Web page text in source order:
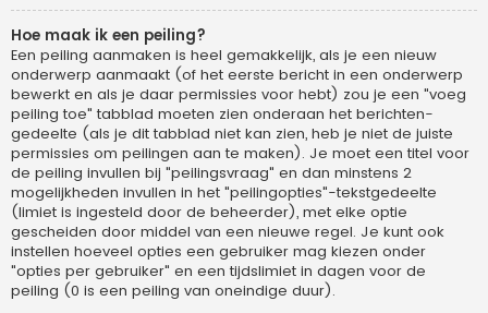
Hoe maak ik een peiling?
Een peiling aanmaken is heel gemakkelijk, als je een nieuw
onderwerp aanmaakt (of het eerste bericht in een onderwerp
bewerkt en als je daar permissies voor hebt) zou je een "voeg
peiling toe" tabblad moeten zien onderaan het berichten-
gedeelte (als je dit tabblad niet kan zien, heb je niet de juiste
permissies om peilingen aan te maken). Je moet een titel voor
de peiling invullen bij "peilingsvraag" en dan minstens 2
mogelijkheden invullen in het "peilingopties"-tekstgedeelte
(limiet is ingesteld door de beheerder), met elke optie
gescheiden door middel van een nieuwe regel. Je kunt ook
instellen hoeveel opties een gebruiker mag kiezen onder
"opties per gebruiker" en een tijdslimiet in dagen voor de
peiling (0 is een peiling van oneindige duur).